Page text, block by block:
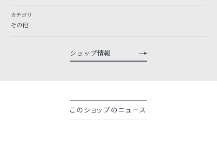
カテゴリ
その他
ショップ情報
このショップのニュース